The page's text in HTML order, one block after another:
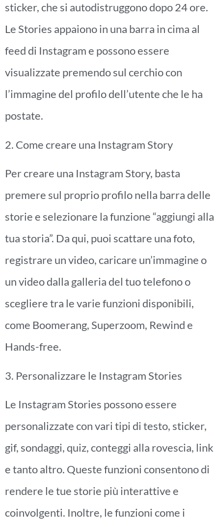
sticker, che si autodistruggono dopo 24 ore.
Le Stories appaiono in una barra in cima al
feed di Instagram e possono essere
visualizzate premendo sul cerchio con
l’immagine del profilo dell’utente che le ha
postate.
2. Come creare una Instagram Story
Per creare una Instagram Story, basta
premere sul proprio profilo nella barra delle
storie e selezionare la funzione “aggiungi alla
tua storia”. Da qui, puoi scattare una foto,
registrare un video, caricare un’immagine o
un video dalla galleria del tuo telefono o
scegliere tra le varie funzioni disponibili,
come Boomerang, Superzoom, Rewind e
Hands-free.
3. Personalizzare le Instagram Stories
Le Instagram Stories possono essere
personalizzate con vari tipi di testo, sticker,
gif, sondaggi, quiz, conteggi alla rovescia, link
e tanto altro. Queste funzioni consentono di
rendere le tue storie più interattive e
coinvolgenti. Inoltre, le funzioni come i